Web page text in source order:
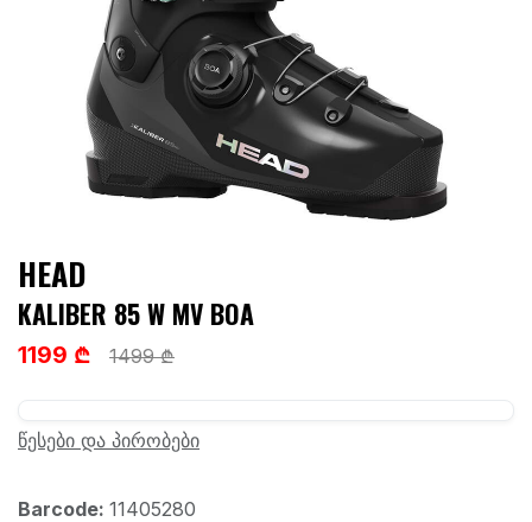
HEAD
KALIBER 85 W MV BOA
1199 ₾ 1499 ₾
წესები და პირობები
Barcode: 11405280